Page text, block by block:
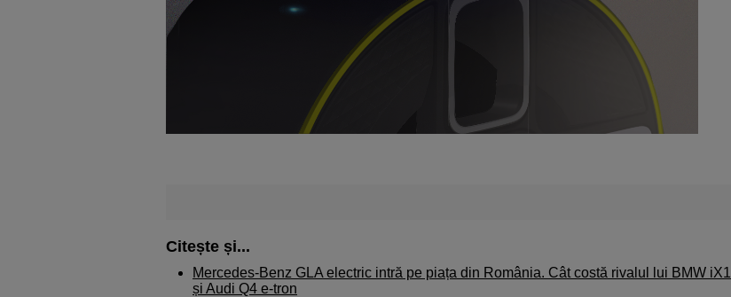
Citește și...
Mercedes-Benz GLA electric intră pe piața din România. Cât costă rivalul lui BMW iX1
și Audi Q4 e-tron